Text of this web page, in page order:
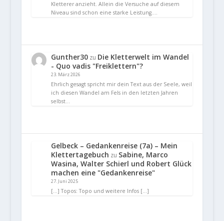
Kletterer anzieht. Allein die Versuche auf diesem
Niveau sind schon eine starke Leistung.…
Gunther30zu Die Kletterwelt im Wandel
- Quo vadis "Freiklettern"?
23. März 2026
Ehrlich gesagt spricht mir dein Text aus der Seele, weil
ich diesen Wandel am Fels in den letzten Jahren
selbst…
Gelbeck – Gedankenreise (7a) – Mein
Klettertagebuch zu Sabine, Marco
Wasina, Walter Schierl und Robert Glück
machen eine "Gedankenreise"
27. Juni 2025
[…] Topos: Topo und weitere Infos […]